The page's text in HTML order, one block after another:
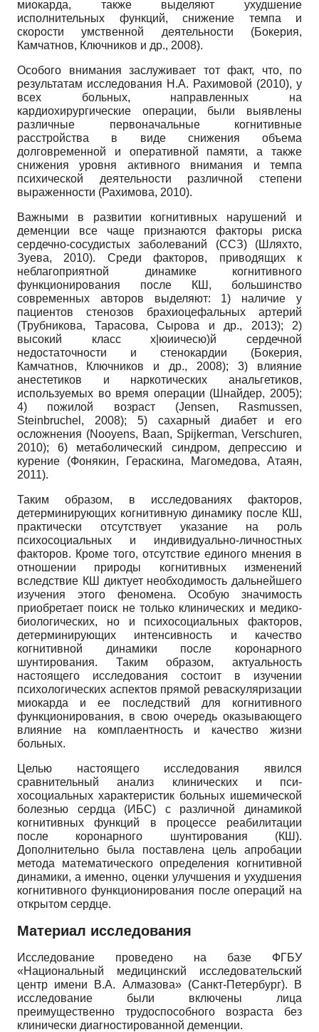
миокарда, также выделяют ухудшение
исполнительных функций, снижение темпа и
скорости умственной деятельности (Бокерия,
Камчатнов, Ключников и др., 2008).
Особого внимания заслуживает тот факт, что, по
результатам исследования Н.А. Рахимовой (2010), у
всех больных, направленных на
кардиохирургические операции, были выявлены
различные первоначальные когнитивные
расстройства в виде снижения объема
долговременной и оперативной памяти, а также
снижения уровня активного внимания и темпа
психической деятельности различной степени
выраженности (Рахимова, 2010).
Важными в развитии когнитивных нарушений и
деменции все чаще признаются факторы риска
сердечно-сосудистых заболеваний (ССЗ) (Шляхто,
Зуева, 2010). Среди факторов, приводящих к
неблагоприятной динамике когнитивного
функционирования после КШ, большинство
современных авторов выделяют: 1) наличие у
пациентов стенозов брахиоце­фальных артерий
(Трубникова, Тарасова, Сырова и др., 2013); 2)
высокий класс х|юиичесю)й сердечной
недостаточности и стенокардии (Бокерия,
Камчатнов, Ключников и др., 2008); 3) влияние
анестетиков и наркотических анальгетиков,
используемых во время операции (Шнайдер, 2005);
4) пожилой возраст (Jensen, Rasmussen,
Steinbruchel, 2008); 5) сахарный диабет и его
осложнения (Nooyens, Baan, Spijkerman, Verschuren,
2010); 6) метаболический синдром, депрессию и
курение (Фонякин, Гераскина, Магомедова, Атаян,
2011).
Таким образом, в исследованиях факторов,
детерминирующих когнитивную динамику после КШ,
практически отсутствует указание на роль
психосоциальных и индивидуально-личностных
факторов. Кроме того, отсутствие единого мнения в
отношении природы когнитивных изменений
вследствие КШ диктует необходимость дальнейшего
изучения этого феномена. Особую значимость
приобретает поиск не только клинических и медико-
биологических, но и психосоциальных факторов,
детерминирующих интенсивность и качество
когнитивной динамики после коронарного
шунтирования. Таким образом, актуальность
настоящего исследования состоит в изучении
психологических аспектов прямой реваскуляризации
миокарда и ее последствий для когнитивного
функционирования, в свою очередь оказывающего
влияние на комплаентность и качество жизни
больных.
Целью настоящего исследования явился
сравнительный анализ клинических и пси­
хосоциальных характеристик больных ишемической
болезнью сердца (ИБС) с различной динамикой
когнитивных функций в процессе реабилитации
после коронарного шунтирования (КШ).
Дополнительно была поставлена цель апробации
метода математического определения когнитивной
динамики, а именно, оценки улучшения и ухудшения
когнитивного функционирования после операций на
открытом сердце.
Материал исследования
Исследование проведено на базе ФГБУ
«Национальный медицинский исследовательский
центр имени В.А. Алмазова» (Санкт-Петербург). В
исследование были включены лица
преимущественно трудоспособного возраста без
клинически диагностированной деменции.